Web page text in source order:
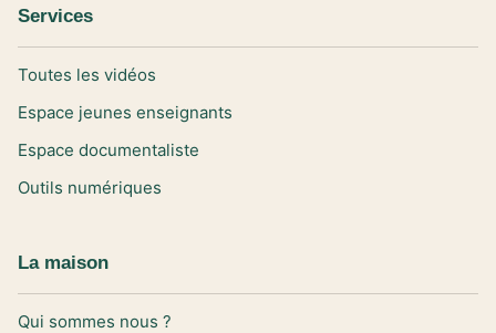
Services
Toutes les vidéos
Espace jeunes enseignants
Espace documentaliste
Outils numériques
La maison
Qui sommes nous ?